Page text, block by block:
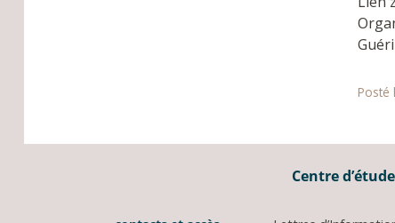
Posté
Centre